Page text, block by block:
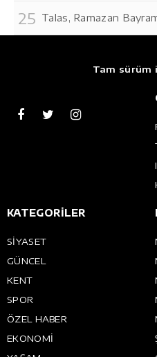
Talas, Ramazan
Tam sürüm
KATEGORİLER
SİYASET
GÜNCEL
KENT
SPOR
ÖZEL HABER
EKONOMİ